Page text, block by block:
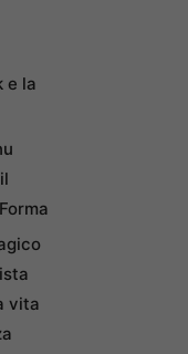
e la
vita